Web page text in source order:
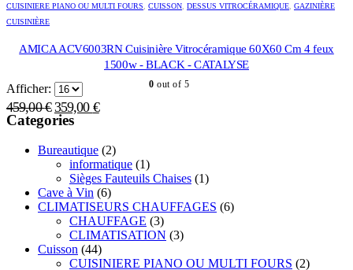
CUISINIERE PIANO OU MULTI FOURS CUISSON DESSUS VITROCÉRAMIQUE GAZINIÈRE
CUISINIÈRE
AMICA ACV6003RN Cuisinière Vitrocéramique 60X60 Cm 4 feux
1500w - BLACK - CATALYSE
0 out of 5
459,00€ Le
prix
était :
459,00 €.
359,00 €Le
est :
359,00 €.
Afficher:
Categories
Bureautique (2)
informatique (1)
Sièges Fauteuils Chaises (1)
Cave à Vin (6)
CLIMATISEURS CHAUFFAGES (6)
CHAUFFAGE (3)
CLIMATISATION (3)
Cuisson (44)
CUISINIERE PIANO OU MULTI FOURS (2)